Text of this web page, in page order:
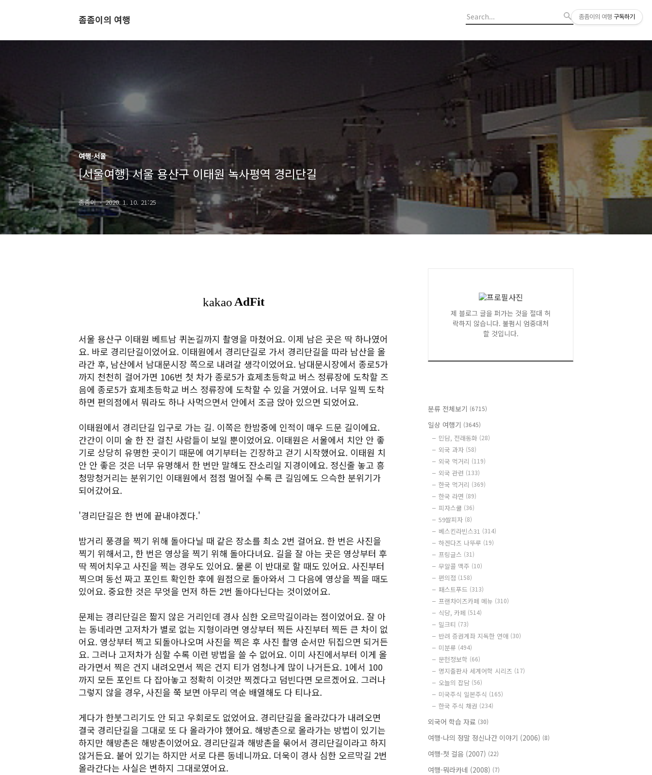
좀좀이의 여행
여행-서울
[서울여행] 서울 용산구 이태원 녹사평역 경리단길
좀좀이 2020. 1. 10. 21:25
서울 용산구 이태원 베트남 퀴논길까지 촬영을 마쳤어요. 이제 남은 곳은 딱 하나였어
요. 바로 경리단길이었어요. 이태원에서 경리단길로 가서 경리단길을 따라 남산을 올
라간 후, 남산에서 남대문시장 쪽으로 내려갈 생각이었어요. 남대문시장에서 종로5가
까지 천천히 걸어가면 106번 첫 차가 종로5가 효제초등학교 버스 정류장에 도착할 즈
음에 종로5가 효제초등학교 버스 정류장에 도착할 수 있을 거였어요. 너무 일찍 도착
하면 편의점에서 뭐라도 하나 사먹으면서 안에서 조금 앉아 있으면 되었어요.
이태원에서 경리단길 입구로 가는 길. 이쪽은 한밤중에 인적이 매우 드문 길이에요.
간간이 이미 술 한 잔 걸친 사람들이 보일 뿐이었어요. 이태원은 서울에서 치안 안 좋
기로 상당히 유명한 곳이기 때문에 여기부터는 긴장하고 걷기 시작했어요. 이태원 치
안 안 좋은 것은 너무 유명해서 한 번만 말해도 잔소리일 지경이에요. 정신줄 놓고 흥
청망청거리는 분위기인 이태원에서 점점 멀어질 수록 큰 길임에도 으슥한 분위기가
되어갔어요.
'경리단길은 한 번에 끝내야겠다.'
밤거리 풍경을 찍기 위해 돌아다닐 때 같은 장소를 최소 2번 걸어요. 한 번은 사진을
찍기 위해서고, 한 번은 영상을 찍기 위해 돌아다녀요. 길을 잘 아는 곳은 영상부터 후
딱 찍어치우고 사진을 찍는 경우도 있어요. 물론 이 반대로 할 때도 있어요. 사진부터
찍으며 동선 짜고 포인트 확인한 후에 원점으로 돌아와서 그 다음에 영상을 찍을 때도
있어요. 중요한 것은 무엇을 먼저 하든 2번 돌아다닌다는 것이었어요.
문제는 경리단길은 짧지 않은 거리인데 경사 심한 오르막길이라는 점이었어요. 잘 아
는 동네라면 고저차가 별로 없는 지형이라면 영상부터 찍든 사진부터 찍든 큰 차이 없
어요. 영상부터 찍고 되돌아나오며 사진을 찍은 후 사진 촬영 순서만 뒤집으면 되거든
요. 그러나 고저차가 심할 수록 이런 방법을 쓸 수 없어요. 이미 사진에서부터 이게 올
라가면서 찍은 건지 내려오면서 찍은 건지 티가 엄청나게 많이 나거든요. 1에서 100
까지 모든 포인트 다 잡아놓고 정확히 이것만 찍겠다고 덤빈다면 모르겠어요. 그러나
그렇지 않을 경우, 사진을 쭉 보면 아무리 역순 배열해도 다 티나요.
게다가 한붓그리기도 안 되고 우회로도 없었어요. 경리단길을 올라갔다가 내려오면
결국 경리단길을 그대로 또 다 올라가야 했어요. 해방촌으로 올라가는 방법이 있기는
하지만 해방촌은 해방촌이었어요. 경리단길과 해방촌을 묶어서 경리단길이라고 하지
않거든요. 붙어 있기는 하지만 서로 다른 동네니까요. 더욱이 경사 심한 오르막길 2번
올라간다는 사실은 변하지 그대로였어요.
제 블로그 글을 퍼가는 것을 절대 허
락하지 않습니다. 불펌시 엄중대처
할 것입니다.
분류 전체보기 (6715)
일상 여행기 (3645)
민담, 전래동화 (28)
외국 과자 (58)
외국 먹거리 (119)
외국 관련 (133)
한국 먹거리 (369)
한국 라면 (89)
피자스쿨 (36)
59쌀피자 (8)
베스킨라빈스31 (314)
하겐다즈 나뚜루 (19)
프링글스 (31)
무알콜 맥주 (10)
편의점 (158)
패스트푸드 (313)
프랜차이즈카페 메뉴 (310)
식당, 카페 (514)
밀크티 (73)
반려 증권계좌 지독한 연애 (30)
미분류 (494)
문헌정보학 (66)
명지출판사 세계어학 시리즈 (17)
오늘의 잡담 (56)
미국주식 일본주식 (165)
한국 주식 채권 (234)
외국어 학습 자료 (30)
여행-나의 정말 정신나간 이야기 (2006) (8)
여행-첫 걸음 (2007) (22)
여행-뭐라카네 (2008) (7)
좀좀이의 여행 구독하기